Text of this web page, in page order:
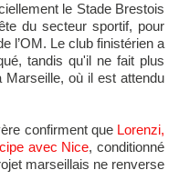
le Stade Brestois
du secteur sportif, pour
l’OM. Le club finistérien a
tandis qu'il ne fait plus
Marseille, où il est attendu
confirment que Lorenzi,
avec Nice, conditionné
marseillais ne renverse